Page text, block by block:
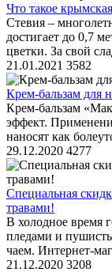
Что такое
Стевия –
достигает до 0,7
цветки. За свой
21.01.2021 3582
Крем-бальзам для
Крем-бальзам
эффект.
наносят как
29.12.2020 4277
Специальная
травами!
В холодное время
пледами и
чаем. Интернет-
21.12.2020 3208